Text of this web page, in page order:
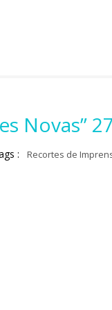
Novas”
: Recortes de